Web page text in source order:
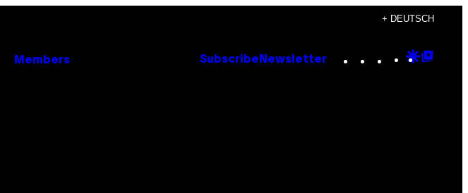
+ DEUTSCH
Members Subscribe Newsletter Instagram
TikTok
YouTube
Google